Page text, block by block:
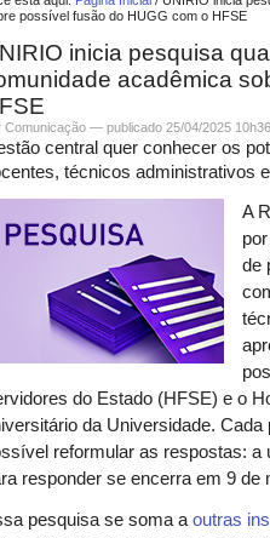
possível fusão do HUGG com o HFSE
inicia pesquisa
acadêmica
Comunicação —publicado 25/04/2025
central quer conhecer os
técnicos administrativos
A
de
do Estado (HFSE) e o
da Universidade.
reformular as respostas: a
responder se encerra em 9 de
pesquisa se soma aoutras